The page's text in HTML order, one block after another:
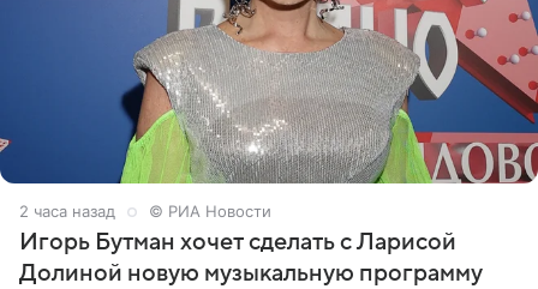
2 часа назад © РИА Новости
Игорь Бутман хочет сделать с Ларисой
Долиной новую музыкальную программу